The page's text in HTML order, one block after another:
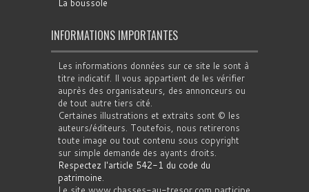
La boussole
INFORMATIONS IMPORTANTES
Les informations données sur ce site le sont à
titre indicatif. Il vous appartient de les vérifier
auprès des organisateurs, des annonceurs ou
de tout autre tiers cité.
Certaines illustrations et extraits sont © les
auteurs/éditeurs. Toutefois, nous retirerons
toute image ou tout contenu sous copyright
sur simple demande des ayants droits.
Respectez l'article 542-1 du code du
patrimoine.